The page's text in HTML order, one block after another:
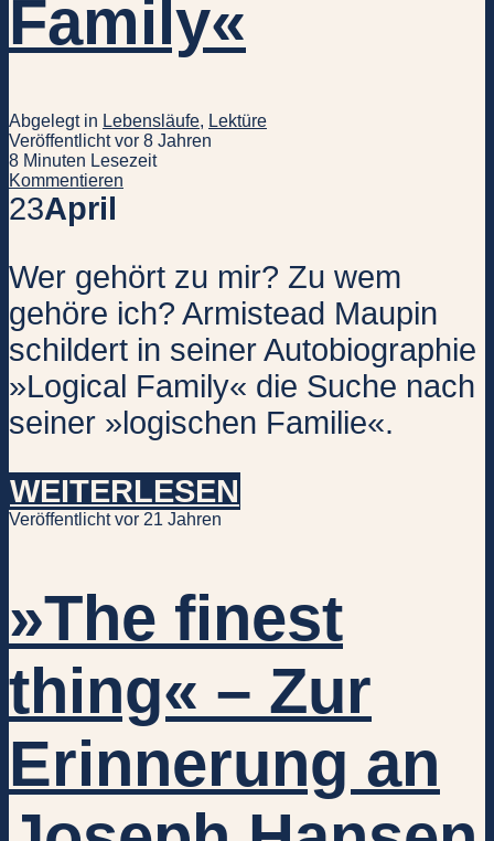
Family«
Abgelegt in Lebensläufe, Lektüre
Veröffentlicht vor 8 Jahren
8 Minuten Lesezeit
Kommentieren
23April
Wer gehört zu mir? Zu wem
gehöre ich? Armistead Maupin
schildert in seiner Autobiographie
»Logical Family« die Suche nach
seiner »logischen Familie«.
WEITERLESEN
Veröffentlicht vor 21 Jahren
»The finest
thing« – Zur
Erinnerung an